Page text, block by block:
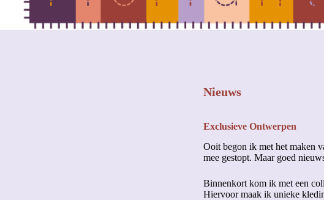
Nieuws
Exclusieve Ontwerpen
Ooit begon ik met het maken
mee gestopt. Maar goed
Binnenkort kom ik met een
Hiervoor maak ik unieke